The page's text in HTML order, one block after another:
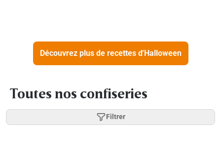
Découvrez plus de recettes d'Halloween
Toutes nos confiseries
Filtrer